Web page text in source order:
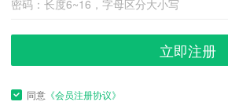
立即注册
同意 《会员注册协议》